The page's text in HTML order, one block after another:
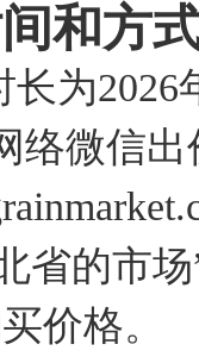
和方
为2026
络微信
省的市
价格。